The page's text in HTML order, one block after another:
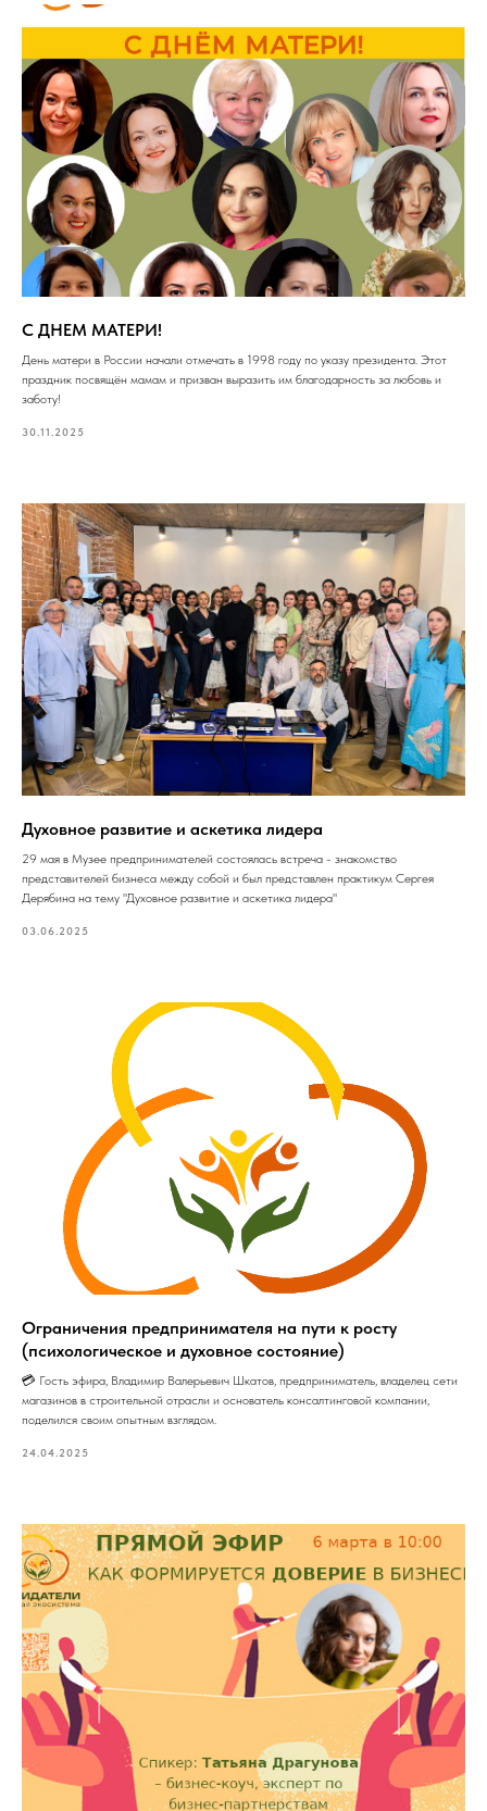
С ДНЕМ МАТЕРИ!
День матери в России начали отмечать в 1998 году по указу президента. Этот
праздник посвящён мамам и призван выразить им благодарность за любовь и
заботу!
30.11.2025
Духовное развитие и аскетика лидера
29 мая в Музее предпринимателей состоялась встреча - знакомство
представителей бизнеса между собой и был представлен практикум Сергея
Дерябина на тему "Духовное развитие и аскетика лидера"
03.06.2025
Ограничения предпринимателя на пути к росту
(психологическое и духовное состояние)
💳 Гость эфира, Владимир Валерьевич Шкатов, предприниматель, владелец сети
магазинов в строительной отрасли и основатель консалтинговой компании,
поделился своим опытным взглядом.
24.04.2025